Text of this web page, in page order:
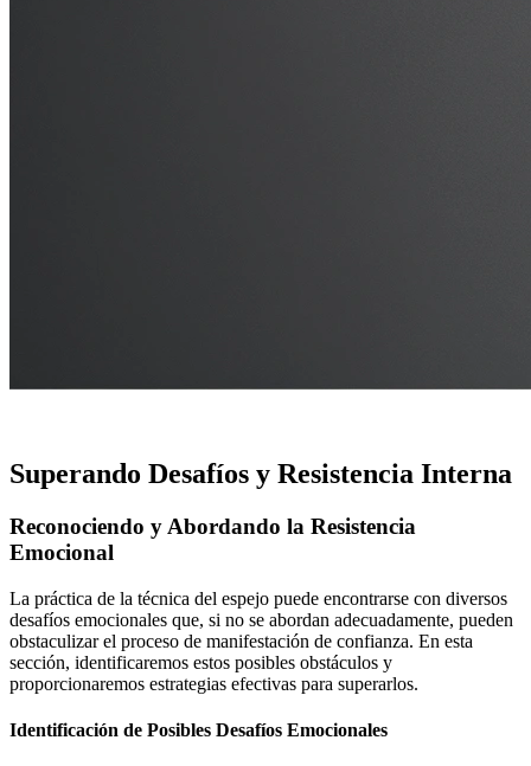
Superando Desafíos y Resistencia Interna
Reconociendo y Abordando la Resistencia
Emocional
La práctica de la técnica del espejo puede encontrarse con diversos
desafíos emocionales que, si no se abordan adecuadamente, pueden
obstaculizar el proceso de manifestación de confianza. En esta
sección, identificaremos estos posibles obstáculos y
proporcionaremos estrategias efectivas para superarlos.
Identificación de Posibles Desafíos Emocionales